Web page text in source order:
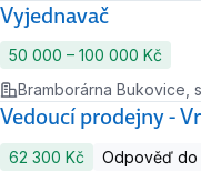
Vyjednavač
50 000 ‍–‍ 100 000 Kč
Bramborárna Bukovice,
Vedoucí prodejny -
62 300 Kč
Odpověď do